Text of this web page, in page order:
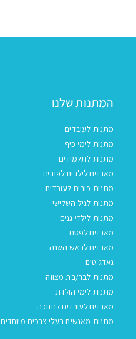
המתנות שלנו
מתנות לעובדים
מתנות לימי כיף
מתנות לתלמידים
מארזים לילדים לפורים
מתנות פורים לעובדים
מתנות לגיל השלישי
מתנות לילדי גנים
מארזים לפסח
מארזים לראש השנה
גאדג'טים
מתנות לבר/בת מצווה
מתנות לימי הולדת
מארזים לעובדים לחנוכה
מתנות מאנשים בעלי צרכים מיוחדים